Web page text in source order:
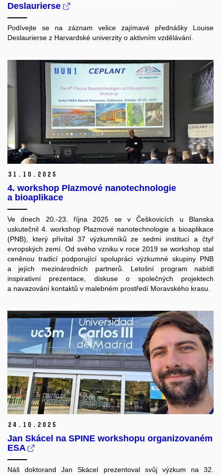
Deslaurierse
Podívejte se na záznam velice zajímavé přednášky Louise
Deslaurierse z Harvardské univerzity o aktivním vzdělávání.
31. 10. 2025
4. workshop Plazmové nanotechnologie
a bioaplikace
Ve dnech 20.-23. října 2025 se v Češkovicích u Blanska
uskutečnil 4. workshop Plazmové nanotechnologie a bioaplikace
(PNB), který přivítal 37 výzkumníků ze sedmi institucí a čtyř
evropských zemí. Od svého vzniku v roce 2019 se workshop stal
ceněnou tradicí podporující spolupráci výzkumné skupiny PNB
a jejích mezinárodních partnerů. Letošní program nabídl
inspirativní prezentace, diskuse o společných projektech
a navazování kontaktů v malebném prostředí Moravského krasu.
24. 10. 2025
Jan Skácel na SPINE workshopu organizovaném
ESA
Náš doktorand Jan Skácel prezentoval svůj výzkum na 32.